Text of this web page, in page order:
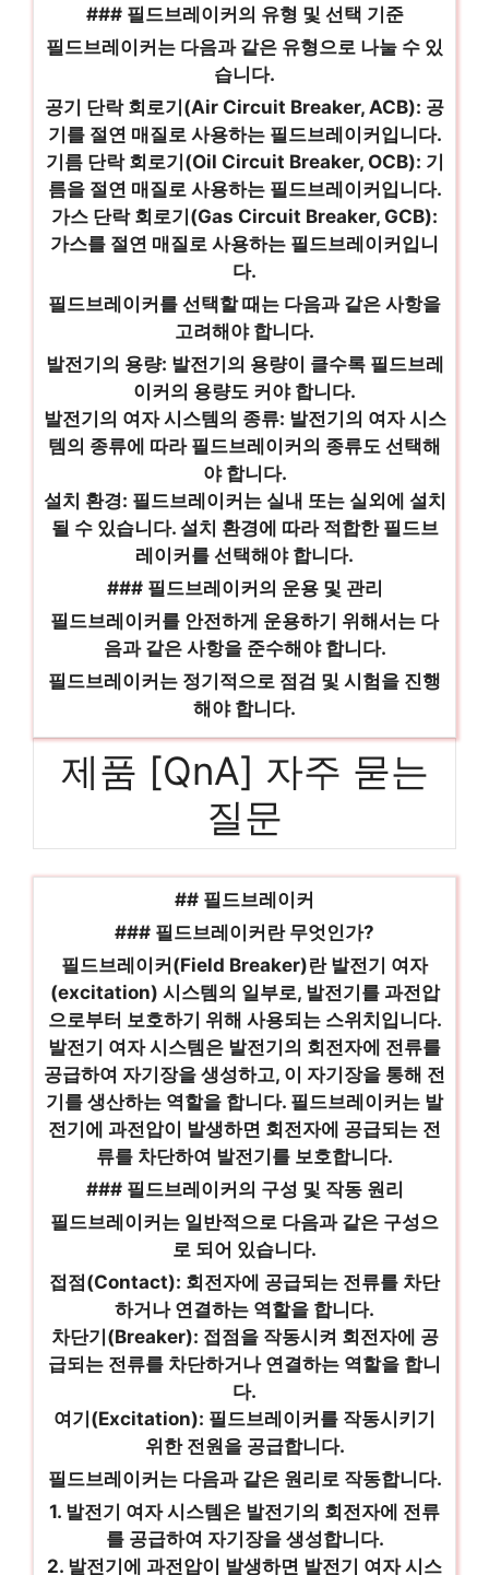
### 필드브레이커의 유형 및 선택 기준
필드브레이커는 다음과 같은 유형으로 나눌 수 있
습니다.
공기 단락 회로기(Air Circuit Breaker, ACB): 공
기를 절연 매질로 사용하는 필드브레이커입니다.
기름 단락 회로기(Oil Circuit Breaker, OCB): 기
름을 절연 매질로 사용하는 필드브레이커입니다.
가스 단락 회로기(Gas Circuit Breaker, GCB):
가스를 절연 매질로 사용하는 필드브레이커입니
다.
필드브레이커를 선택할 때는 다음과 같은 사항을
고려해야 합니다.
발전기의 용량: 발전기의 용량이 클수록 필드브레
이커의 용량도 커야 합니다.
발전기의 여자 시스템의 종류: 발전기의 여자 시스
템의 종류에 따라 필드브레이커의 종류도 선택해
야 합니다.
설치 환경: 필드브레이커는 실내 또는 실외에 설치
될 수 있습니다. 설치 환경에 따라 적합한 필드브
레이커를 선택해야 합니다.
### 필드브레이커의 운용 및 관리
필드브레이커를 안전하게 운용하기 위해서는 다
음과 같은 사항을 준수해야 합니다.
필드브레이커는 정기적으로 점검 및 시험을 진행
해야 합니다.
제품 [QnA] 자주 묻는
질문
## 필드브레이커
### 필드브레이커란 무엇인가?
필드브레이커(Field Breaker)란 발전기 여자
(excitation) 시스템의 일부로, 발전기를 과전압
으로부터 보호하기 위해 사용되는 스위치입니다.
발전기 여자 시스템은 발전기의 회전자에 전류를
공급하여 자기장을 생성하고, 이 자기장을 통해 전
기를 생산하는 역할을 합니다. 필드브레이커는 발
전기에 과전압이 발생하면 회전자에 공급되는 전
류를 차단하여 발전기를 보호합니다.
### 필드브레이커의 구성 및 작동 원리
필드브레이커는 일반적으로 다음과 같은 구성으
로 되어 있습니다.
접점(Contact): 회전자에 공급되는 전류를 차단
하거나 연결하는 역할을 합니다.
차단기(Breaker): 접점을 작동시켜 회전자에 공
급되는 전류를 차단하거나 연결하는 역할을 합니
다.
여기(Excitation): 필드브레이커를 작동시키기
위한 전원을 공급합니다.
필드브레이커는 다음과 같은 원리로 작동합니다.
1. 발전기 여자 시스템은 발전기의 회전자에 전류
를 공급하여 자기장을 생성합니다.
2. 발전기에 과전압이 발생하면 발전기 여자 시스